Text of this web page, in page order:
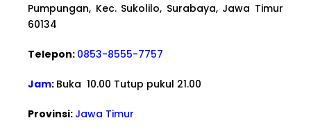
Pumpungan, Kec. Sukolilo, Surabaya, Jawa Timur
60134
Telepon: 0853-8555-7757
Jam: Buka 10.00 Tutup pukul 21.00
Provinsi: Jawa Timur